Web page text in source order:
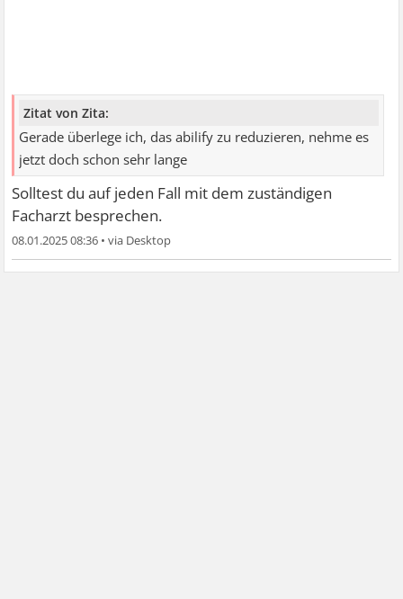
Zitat von Zita:
Gerade überlege ich, das abilify zu reduzieren, nehme es
jetzt doch schon sehr lange
Solltest du auf jeden Fall mit dem zuständigen
Facharzt besprechen.
08.01.2025 08:36 •